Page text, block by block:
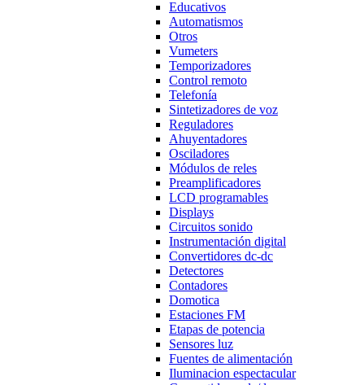
Educativos
Automatismos
Otros
Vumeters
Temporizadores
Control remoto
Telefonía
Sintetizadores de voz
Reguladores
Ahuyentadores
Osciladores
Módulos de reles
Preamplificadores
LCD programables
Displays
Circuitos sonido
Instrumentación digital
Convertidores dc-dc
Detectores
Contadores
Domotica
Estaciones FM
Etapas de potencia
Sensores luz
Fuentes de alimentación
Iluminacion espectacular